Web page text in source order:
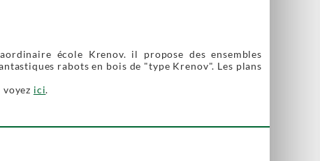
école Krenov. il propose des ensembles
rabots en bois de "type Krenov". Les plans
ici.